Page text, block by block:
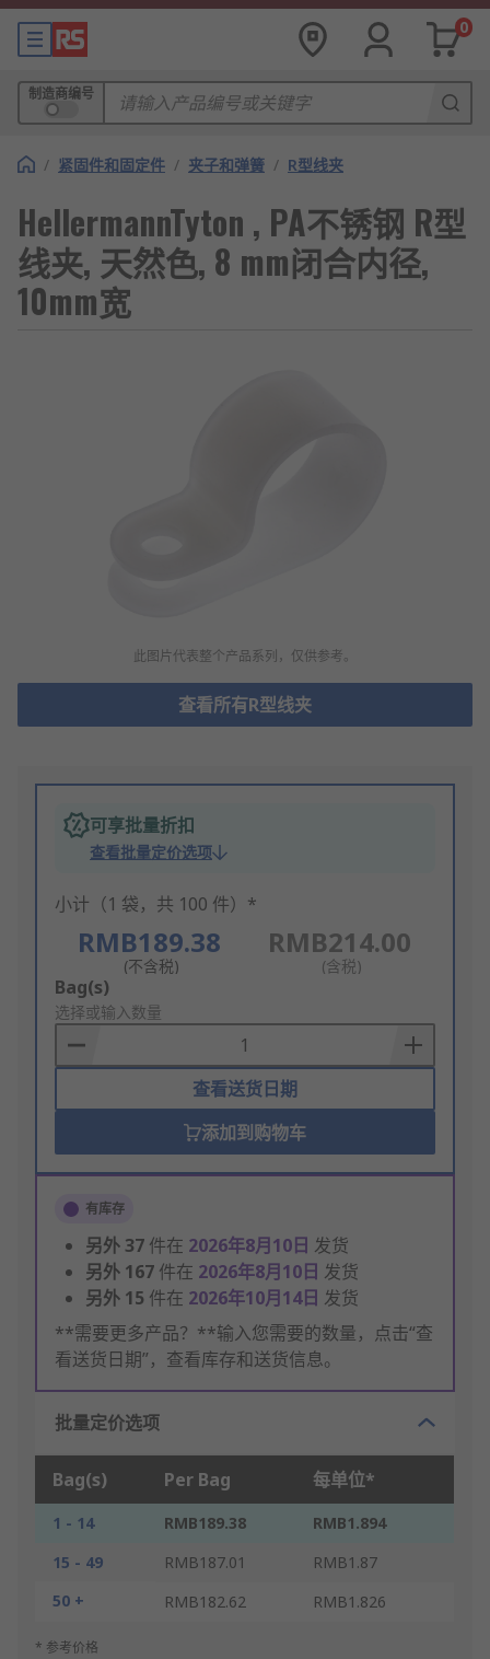
0
制造商编号
/ 紧固件和固定件 / 夹子和弹簧 / R型线夹
HellermannTyton , PA不锈钢 R型
线夹, 天然色, 8 mm闭合内径,
10mm宽
此图片代表整个产品系列，仅供参考。
查看所有R型线夹
可享批量折扣
查看批量定价选项
小计（1 袋，共 100 件）*
RMB189.38
(不含税)
RMB214.00
(含税)
Add
to
Basket
Bag(s)
选择或输入数量
查看送货日期
添加到购物车
有库存
另外37 件在 2026年8月10日 发货
另外 167 件在 2026年8月10日 发货
另外 15 件在 2026年10月14日 发货
**需要更多产品？**输入您需要的数量，点击“查
看送货日期”，查看库存和送货信息。
批量定价选项
Bag(s) Per Bag 每单位*
1 - 14 RMB189.38
RMB1.894
15 - 49
RMB187.01
RMB1.87
50 +
RMB182.62 RMB1.826
* 参考价格